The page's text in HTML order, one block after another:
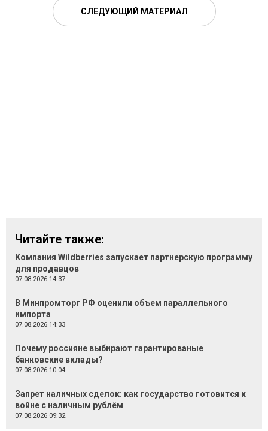
СЛЕДУЮЩИЙ МАТЕРИАЛ
Читайте также:
Компания Wildberries запускает партнерскую программу
для продавцов
07.08.2026 14:37
В Минпромторг РФ оценили объем параллельного
импорта
07.08.2026 14:33
Почему россияне выбирают гарантированые
банковские вклады?
07.08.2026 10:04
Запрет наличных сделок: как государство готовится к
войне с наличным рублём
07.08.2026 09:32